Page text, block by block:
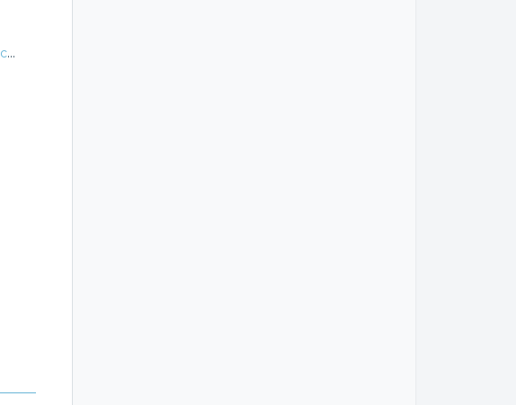
Nová verze Confera již zítra! Zjistěte, co jsme pro vás připravili tentokrát